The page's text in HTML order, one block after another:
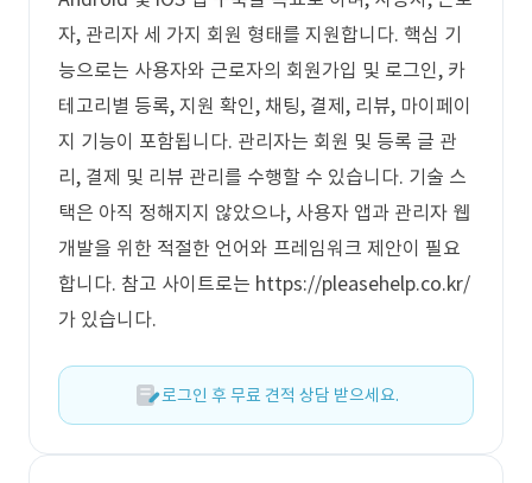
자, 관리자 세 가지 회원 형태를 지원합니다. 핵심 기
능으로는 사용자와 근로자의 회원가입 및 로그인, 카
테고리별 등록, 지원 확인, 채팅, 결제, 리뷰, 마이페이
지 기능이 포함됩니다. 관리자는 회원 및 등록 글 관
리, 결제 및 리뷰 관리를 수행할 수 있습니다. 기술 스
택은 아직 정해지지 않았으나, 사용자 앱과 관리자 웹
개발을 위한 적절한 언어와 프레임워크 제안이 필요
합니다. 참고 사이트로는 https://pleasehelp.co.kr/
가 있습니다.
로그인 후 무료 견적 상담 받으세요.